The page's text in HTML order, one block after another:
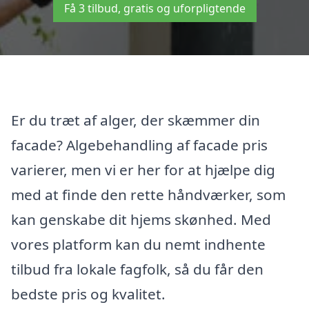
Få 3 tilbud, gratis og uforpligtende
Er du træt af alger, der skæmmer din
facade? Algebehandling af facade pris
varierer, men vi er her for at hjælpe dig
med at finde den rette håndværker, som
kan genskabe dit hjems skønhed. Med
vores platform kan du nemt indhente
tilbud fra lokale fagfolk, så du får den
bedste pris og kvalitet.